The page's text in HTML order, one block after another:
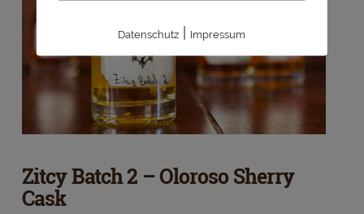
VIEW POST
Zitcy Batch 2 – Oloroso Sherry
Cask
Datenschutz Impressum